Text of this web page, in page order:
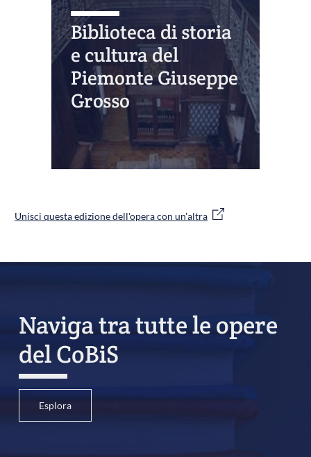
Biblioteca di storia
e cultura del
Piemonte Giuseppe
Grosso
Unisci questa edizione dell'opera con un'altra
Naviga tra tutte le opere
del CoBiS
Esplora